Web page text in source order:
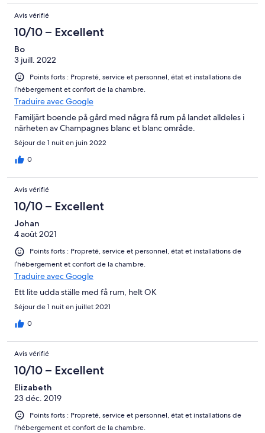
Avis vérifié
10/10 – Excellent
Bo
3 juill. 2022
Points forts : Propreté, service et personnel, état et installations de
l’hébergement et confort de la chambre.
Traduire avec Google
Familjärt boende på gård med några få rum på landet alldeles i
närheten av Champagnes blanc et blanc område.
Séjour de 1 nuit en juin 2022
0
Avis vérifié
10/10 – Excellent
Johan
4 août 2021
Points forts : Propreté, service et personnel, état et installations de
l’hébergement et confort de la chambre.
Traduire avec Google
Ett lite udda ställe med få rum, helt OK
Séjour de 1 nuit en juillet 2021
0
Avis vérifié
10/10 – Excellent
Elizabeth
23 déc. 2019
Points forts : Propreté, service et personnel, état et installations de
l’hébergement et confort de la chambre.